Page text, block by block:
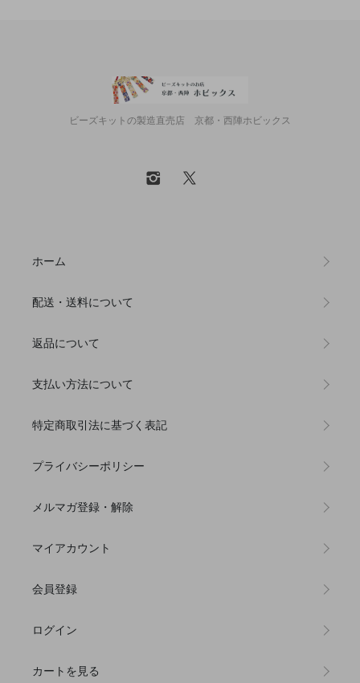
ビーズキットの製造直売店 京都・西陣ホビックス
ホーム
配送・送料について
返品について
支払い方法について
特定商取引法に基づく表記
プライバシーポリシー
メルマガ登録・解除
マイアカウント
会員登録
ログイン
カートを見る